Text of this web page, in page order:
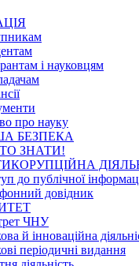
і науковцям
про науку
БЕЗПЕКА
ЗНАТИ!
до публічної
довідник
ЧНУ
й інноваційна
періодичні видання